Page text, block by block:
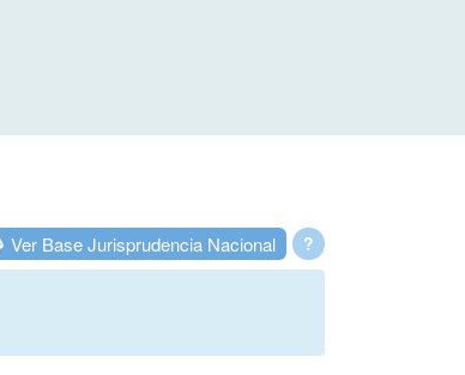
?
Ver Base Jurisprudencia Nacional